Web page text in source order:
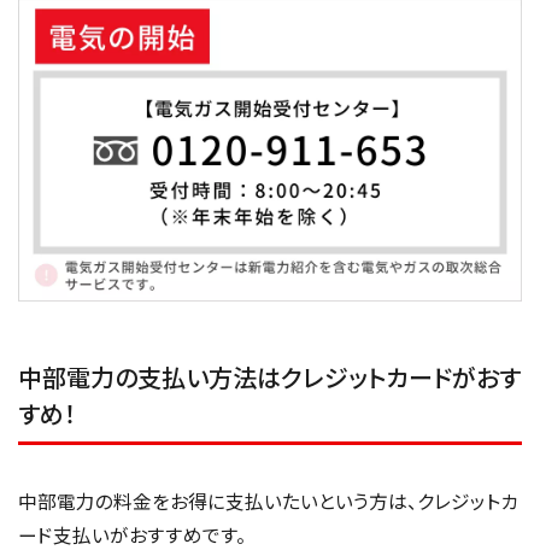
中部電力の支払い方法はクレジットカードがおす
すめ！
中部電力の料金をお得に支払いたいという方は、クレジットカ
ード支払いがおすすめです。